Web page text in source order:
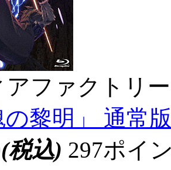
アファクトリー
黎明」 通常
(税込) 297ポイ